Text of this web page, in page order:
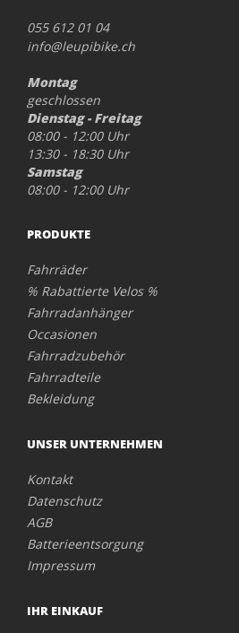
055 612 01 04
info@leupibike.ch
Montag
geschlossen
Dienstag - Freitag
08:00 - 12:00 Uhr
13:30 - 18:30 Uhr
Samstag
08:00 - 12:00 Uhr
PRODUKTE
Fahrräder
% Rabattierte Velos %
Fahrradanhänger
Occasionen
Fahrradzubehör
Fahrradteile
Bekleidung
UNSER UNTERNEHMEN
Kontakt
Datenschutz
AGB
Batterieentsorgung
Impressum
IHR EINKAUF